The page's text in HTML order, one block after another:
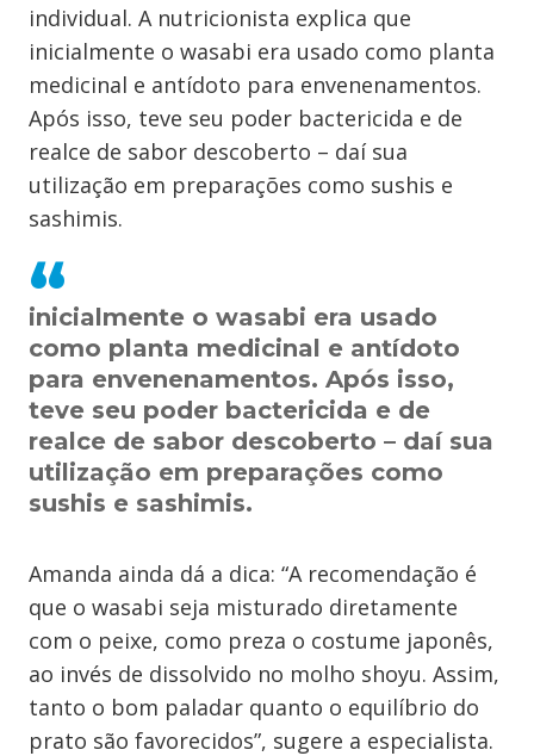
individual. A nutricionista explica que
inicialmente o wasabi era usado como planta
medicinal e antídoto para envenenamentos.
Após isso, teve seu poder bactericida e de
realce de sabor descoberto – daí sua
utilização em preparações como sushis e
sashimis.
inicialmente o wasabi era usado
como planta medicinal e antídoto
para envenenamentos. Após isso,
teve seu poder bactericida e de
realce de sabor descoberto – daí sua
utilização em preparações como
sushis e sashimis.
Amanda ainda dá a dica: “A recomendação é
que o wasabi seja misturado diretamente
com o peixe, como preza o costume japonês,
ao invés de dissolvido no molho shoyu. Assim,
tanto o bom paladar quanto o equilíbrio do
prato são favorecidos”, sugere a especialista.